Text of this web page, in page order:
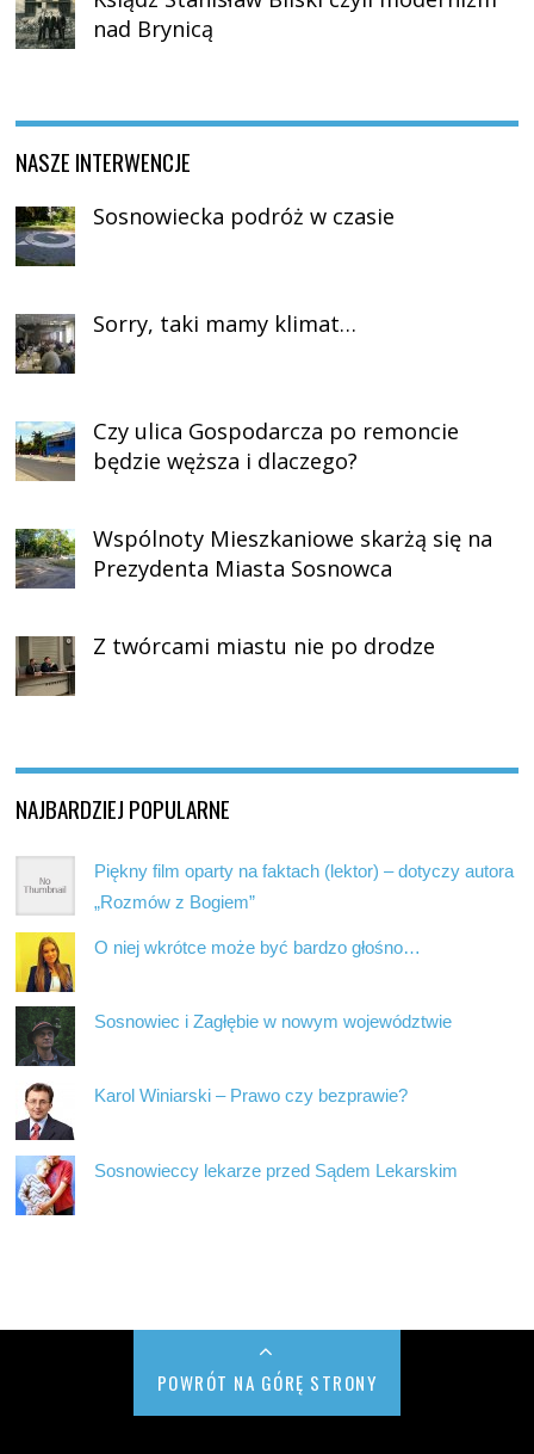
nad Brynicą
NASZE INTERWENCJE
Sosnowiecka podróż w czasie
Sorry, taki mamy klimat…
Czy ulica Gospodarcza po remoncie
będzie węższa i dlaczego?
Wspólnoty Mieszkaniowe skarżą się na
Prezydenta Miasta Sosnowca
Z twórcami miastu nie po drodze
NAJBARDZIEJ POPULARNE
Piękny film oparty na faktach (lektor) – dotyczy autora
„Rozmów z Bogiem”
O niej wkrótce może być bardzo głośno…
Sosnowiec i Zagłębie w nowym województwie
Karol Winiarski – Prawo czy bezprawie?
Sosnowieccy lekarze przed Sądem Lekarskim
POWRÓT NA GÓRĘ STRONY